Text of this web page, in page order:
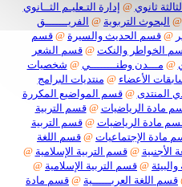
ثانوي @ إدارة التـعليـم الثــانوي
@ البحوث التربوية @ الفريـــــــق
@ قسم الحديث والسيرة @ قسم
الخواطر والنكت @ قسم الشعر
@ مـــدن وطنــــــــي @ شخصيات
الأعضاء @ منتديات البرامج
المنتدى @قسم المواضيع المكررة
مادة الرياضيات @قسم التربية
مادة الرياضيات @قسم التربية
مادة الإجتماعيات @ قسم اللغة
الأجنبية @قسم التربية الإسلامية @
@ قسم التربية الإسلامية @
قسم اللغة العربــــــية @ قسم مادة